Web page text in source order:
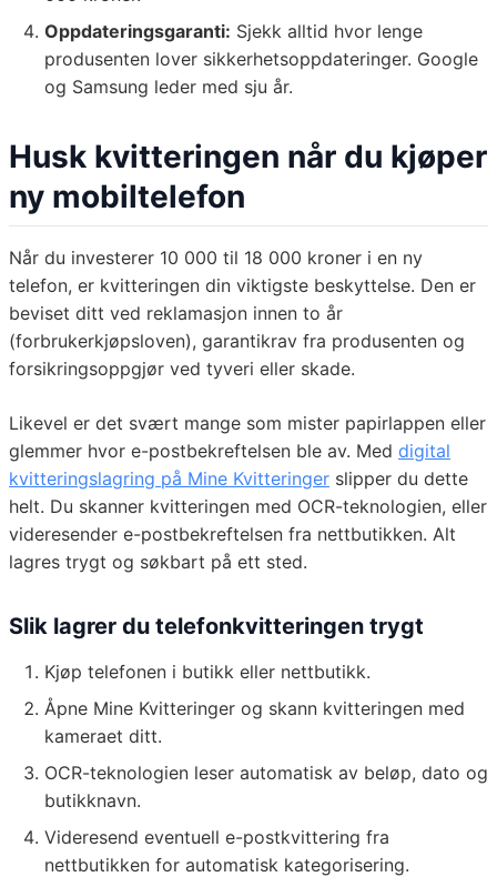
Oppdateringsgaranti: Sjekk alltid hvor lenge
produsenten lover sikkerhetsoppdateringer. Google
og Samsung leder med sju år.
Husk kvitteringen når du kjøper
ny mobiltelefon
Når du investerer 10 000 til 18 000 kroner i en ny
telefon, er kvitteringen din viktigste beskyttelse. Den er
beviset ditt ved reklamasjon innen to år
(forbrukerkjøpsloven), garantikrav fra produsenten og
forsikringsoppgjør ved tyveri eller skade.
Likevel er det svært mange som mister papirlappen eller
glemmer hvor e-postbekreftelsen ble av. Med digital
kvitteringslagring på Mine Kvitteringer slipper du dette
helt. Du skanner kvitteringen med OCR-teknologien, eller
videresender e-postbekreftelsen fra nettbutikken. Alt
lagres trygt og søkbart på ett sted.
Slik lagrer du telefonkvitteringen trygt
Kjøp telefonen i butikk eller nettbutikk.
Åpne Mine Kvitteringer og skann kvitteringen med
kameraet ditt.
OCR-teknologien leser automatisk av beløp, dato og
butikknavn.
Videresend eventuell e-postkvittering fra
nettbutikken for automatisk kategorisering.